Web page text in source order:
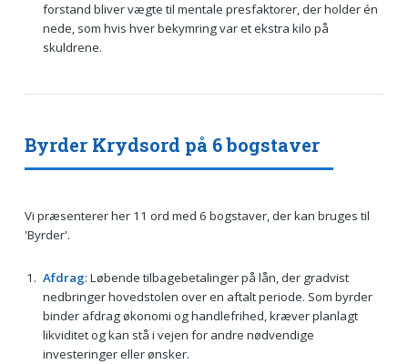
forstand bliver vægte til mentale presfaktorer, der holder én
nede, som hvis hver bekymring var et ekstra kilo på
skuldrene.
Byrder Krydsord på 6 bogstaver
Vi præsenterer her 11 ord med 6 bogstaver, der kan bruges til
'Byrder'.
Afdrag: Løbende tilbagebetalinger på lån, der gradvist
nedbringer hovedstolen over en aftalt periode. Som byrder
binder afdrag økonomi og handlefrihed, kræver planlagt
likviditet og kan stå i vejen for andre nødvendige
investeringer eller ønsker.